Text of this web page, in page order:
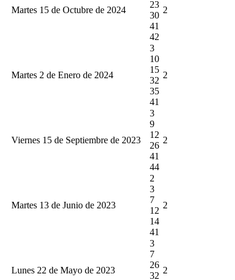
Martes 15 de Octubre de 2024
23
30
41
42
2
Martes 2 de Enero de 2024
3
10
15
32
35
41
2
Viernes 15 de Septiembre de 2023
3
9
12
26
41
44
2
Martes 13 de Junio de 2023
2
3
7
12
14
41
2
Lunes 22 de Mayo de 2023
3
7
26
32
2